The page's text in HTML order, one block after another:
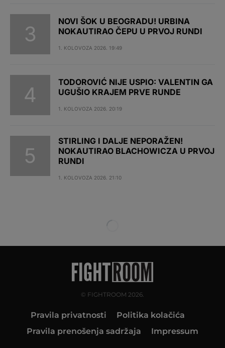
NOVI ŠOK U BEOGRADU! URBINA
NOKAUTIRAO ČEPU U PRVOJ RUNDI
1. KOLOVOZA 2026. 19:49
TODOROVIĆ NIJE USPIO: VALENTIN GA
UGUŠIO KRAJEM PRVE RUNDE
1. KOLOVOZA 2026. 20:19
STIRLING I DALJE NEPORAŽEN!
NOKAUTIRAO BLACHOWICZA U PRVOJ
RUNDI
1. KOLOVOZA 2026. 21:10
© FIGHTROOM 2026.
Pravila privatnosti
Politika kolačića
Pravila prenošenja sadržaja
Impressum